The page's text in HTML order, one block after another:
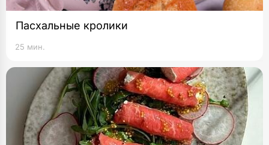
Пасхальные кролики
25 мин.